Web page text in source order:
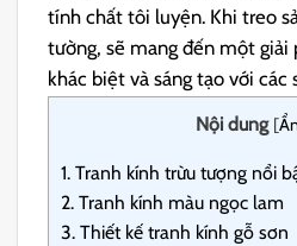
tính chất tôi luyện. Khi treo
tường, sẽ mang đến một
khác biệt và sáng tạo với các
Nội dung [
1. Tranh kính trừu tượng nổi
2. Tranh kính màu ngọc lam
3. Thiết kế tranh kính gỗ sơn